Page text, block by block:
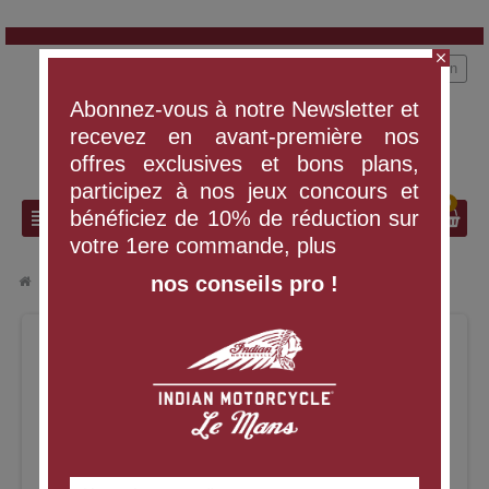
view_headline search
Connexion
0
BLOUSON NIAGARA POUR HOMME, NOIR
close
Abonnez-vous à notre Newsletter et
recevez en avant-première nos
offres exclusives et bons plans,
participez à nos jeux concours et
bénéficiez de 10% de réduction sur
votre 1ere commande, plus
nos conseils pro !